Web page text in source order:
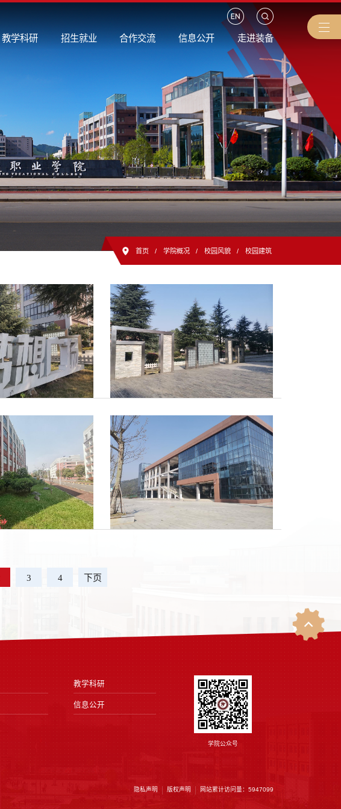
教学科研 招生就业 合作交流 信息公开 走进装备
首页 / 学院概况 / 校园风貌 / 校园建筑
3 4 下页
教学科研
信息公开
学院公众号
隐私声明 版权声明 网站累计访问量： 5947099